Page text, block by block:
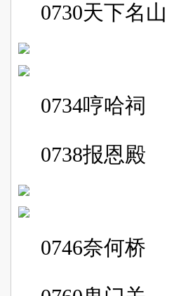
0730天下名山
0734哼哈祠
0738报恩殿
0746奈何桥